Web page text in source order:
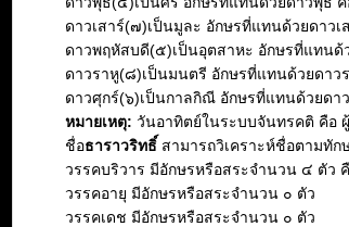
ดาวเสาร์(๗)เป็นมูละ อักษรที่แทนด้วยดาว
ดาวพฤหัสบดี(๕)เป็นอุตสาหะ อักษรที่แทน
ดาวราหู(๘)เป็นมนตรี อักษรที่แทนด้วยดาว
ดาวศุกร์(๖)เป็นกาลกิณี อักษรที่แทนด้วยดา
หมายเหตุ: วันอาทิตย์ในระบบจันทรคติ คือ
ชื่อธาราวริทธิ์ สามารถวิเคราะห์ชื่อตามทัก
วรรคบริวาร มีอักษรหรือสระจำนวน ๔ ตัว
วรรคอายุ มีอักษรหรือสระจำนวน ๐ ตัว
วรรคเดช มีอักษรหรือสระจำนวน ๐ ตัว